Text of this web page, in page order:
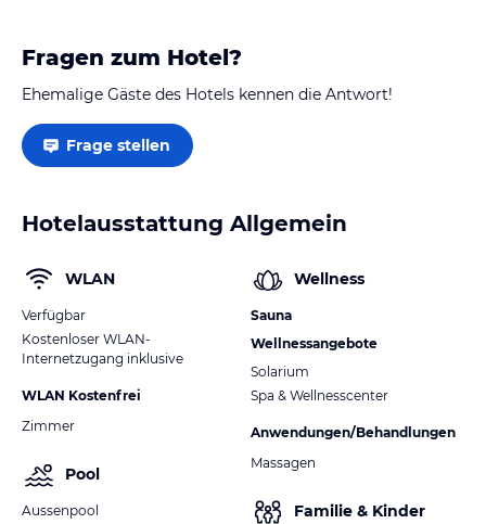
Fragen zum Hotel?
Ehemalige Gäste des Hotels kennen die Antwort!
Frage stellen
Hotelausstattung Allgemein
WLAN
Verfügbar
Kostenloser WLAN-
Internetzugang inklusive
WLAN Kostenfrei
Zimmer
Pool
Aussenpool
Wellness
Sauna
Wellnessangebote
Solarium
Spa & Wellnesscenter
Anwendungen/Behandlungen
Massagen
Familie & Kinder